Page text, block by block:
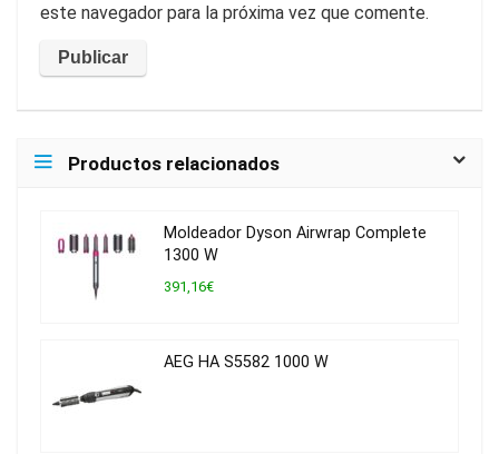
este navegador para la próxima vez que comente.
Productos relacionados
Moldeador Dyson Airwrap Complete
1300 W
391,16€
AEG HA S5582 1000 W